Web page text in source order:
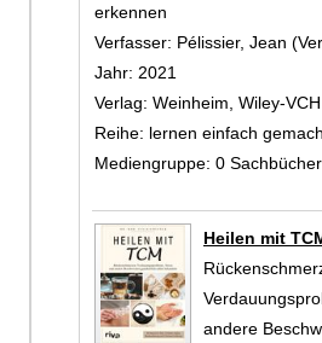
erkennen
Verfasser: Pélissier, Jean
Jahr: 2021
Verlag: Weinheim, Wiley-VCH
Reihe: lernen einfach
Mediengruppe: 0 Sachbücher
Heilen mit
andere